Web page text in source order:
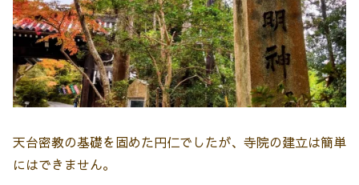
天台密教の基礎を固めた円仁でしたが、寺院の建立は簡単
にはできません。